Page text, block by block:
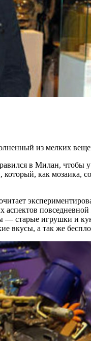
из мелких
в Милан,
как мозаика,
— старые игрушки и
вкусы, а так же